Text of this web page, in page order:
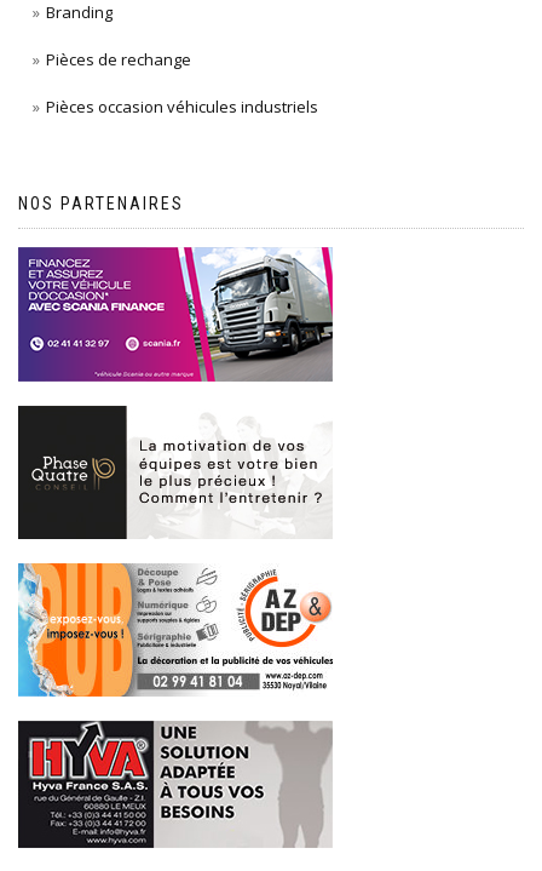
Branding
Pièces de rechange
Pièces occasion véhicules industriels
NOS PARTENAIRES